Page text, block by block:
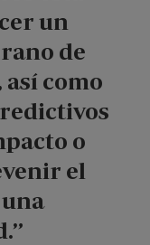
un
de
como
o
el